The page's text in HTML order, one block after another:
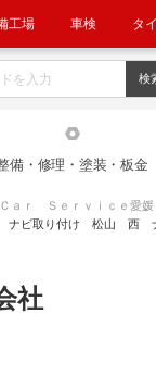
工場 車検 タ
備・修理・塗装・板金
ａｒ Ｓｅｒｖｉｃｅ愛
ナビ取り付け 松山
社